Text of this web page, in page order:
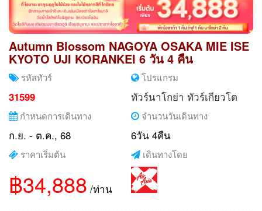
Autumn Blossom NAGOYA OSAKA MIE ISE
KYOTO UJI KORANKEI 6 วัน 4 คืน
รหัสทัวร์
31599
โปรแกรม
ทัวร์นาโกย่า ทัวร์เกียวโต
กำหนดการเดินทาง
ก.ย. - ต.ค., 68
จำนวนวันเดินทาง
6วัน 4คืน
ราคาเริ่มต้น
฿34,888 /ท่าน
เดินทางโดย